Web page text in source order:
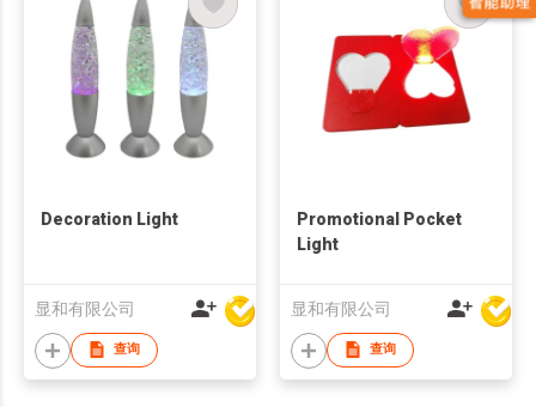
Decoration Light
显和有限公司
查询
Promotional Pocket
Light
显和有限公司
查询